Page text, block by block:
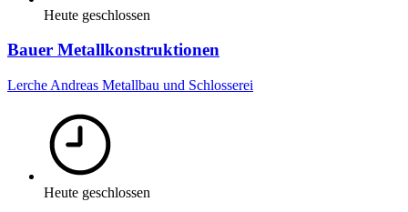
Heute geschlossen
Bauer Metallkonstruktionen
Lerche Andreas Metallbau und Schlosserei
Heute geschlossen